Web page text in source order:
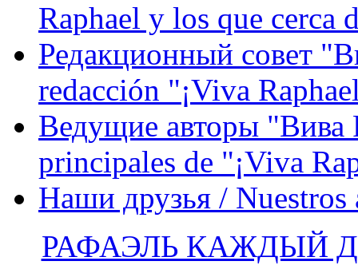
Raphael y los que cerca
Редакционный совет
redacción "¡Viva
Ведущие авторы "Вива
principales de "¡Viva
Наши друзья / Nuestros
РАФАЭЛЬ КАЖДЫЙ